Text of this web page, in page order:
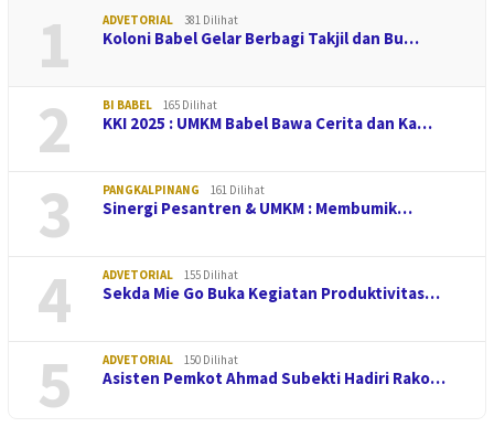
1 ADVETORIAL 381 Dilihat
Koloni Babel Gelar Berbagi Takjil dan Bu…
2 BI BABEL 165 Dilihat
KKI 2025 : UMKM Babel Bawa Cerita dan Ka…
3 PANGKALPINANG 161 Dilihat
Sinergi Pesantren & UMKM : Membumik…
4 ADVETORIAL 155 Dilihat
Sekda Mie Go Buka Kegiatan Produktivitas…
5 ADVETORIAL 150 Dilihat
Asisten Pemkot Ahmad Subekti Hadiri Rako…